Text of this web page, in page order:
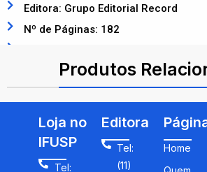
Editora: Grupo Editorial Record
Nº de Páginas: 182
Produtos
Loja no
IFUSP
Tel:
Editora
Tel:
(11)
Home